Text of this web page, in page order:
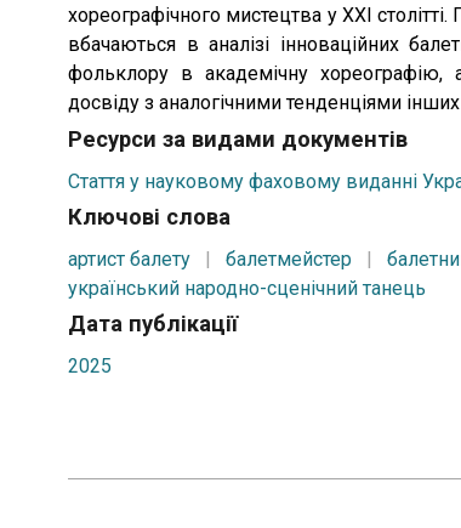
хореографічного мистецтва у XXI
вбачаються в аналізі інноваційних
фольклору в академічну хореографію,
досвіду з аналогічними тенденціями інших
Ресурси за видами документів
Стаття у науковому фаховому виданні
Ключові слова
артист балету | балетмейстер |
український народно-сценічний танець
Дата публікації
2025